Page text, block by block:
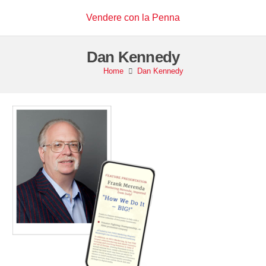
Vendere con la Penna
Dan Kennedy
Home Dan Kennedy